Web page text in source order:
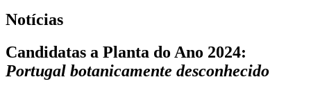
Notícias
Candidatas a Planta do Ano 2024:
Portugal botanicamente desconhecido